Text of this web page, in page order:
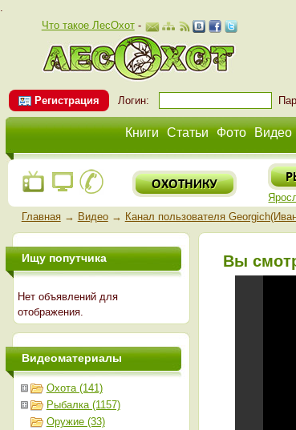
.
Что такое ЛесОхот-
Регистрация Логин:
Книги Статьи Фото Видео
Главная→ Видео→ Канал пользователя
Вы
Ищу попутчика
Нет объявлений для
отображения.
Видеоматериалы
Охота (141)
Рыбалка (1157)
Оружие (33)